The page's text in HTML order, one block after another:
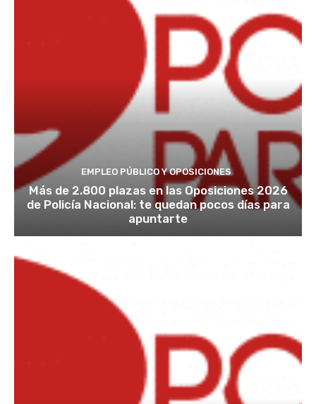
EMPLEO PÚBLICO Y OPOSICIONES
Más de 2.800 plazas en las Oposiciones 2026
de Policía Nacional: te quedan pocos días para
apuntarte